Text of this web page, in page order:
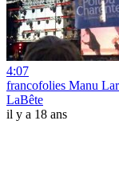
4:07
francofolies Manu
LaBête
il y a 18 ans